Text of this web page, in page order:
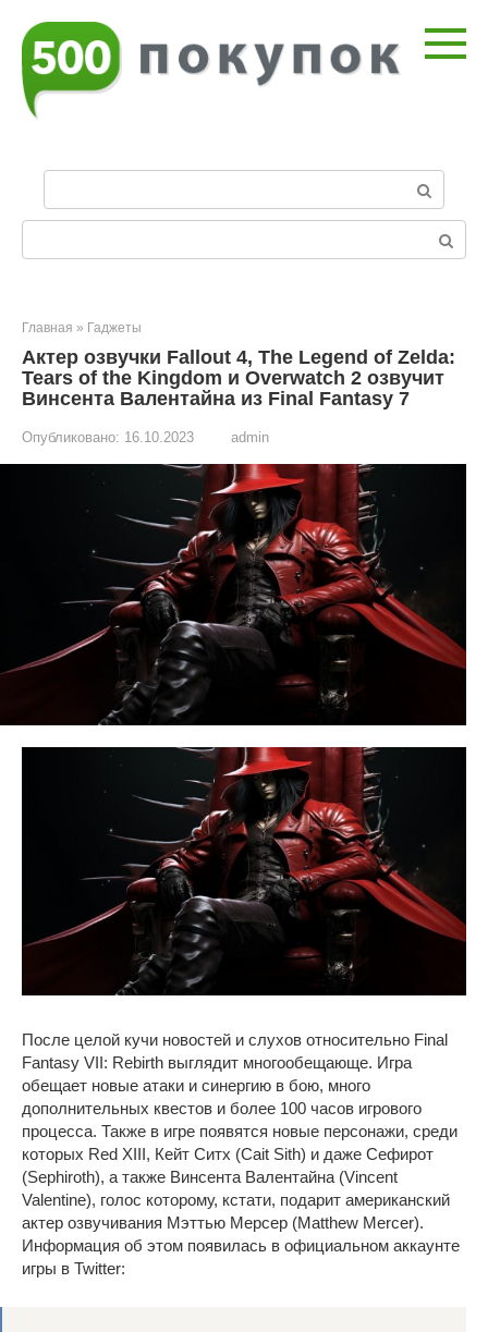
контенту
о
и
Главная » Гаджеты
Актер озвучки Fallout 4, The Legend of Zelda:
Tears of the Kingdom и Overwatch 2 озвучит
Винсента Валентайна из Final Fantasy 7
Опубликовано: 16.10.2023 admin
После целой кучи новостей и слухов относительно Final
Fantasy VII: Rebirth выглядит многообещающе. Игра
обещает новые атаки и синергию в бою, много
дополнительных квестов и более 100 часов игрового
процесса. Также в игре появятся новые персонажи, среди
которых Red XIII, Кейт Ситх (Cait Sith) и даже Сефирот
(Sephiroth), а также Винсента Валентайна (Vincent
Valentine), голос которому, кстати, подарит американский
актер озвучивания Мэттью Мерсер (Matthew Mercer).
Информация об этом появилась в официальном аккаунте
игры в Twitter: